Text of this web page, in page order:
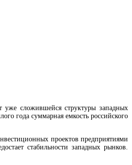
уже сложившейся структуры западных
года суммарная емкость российского
проектов предприятиями
стабильности западных рынков.